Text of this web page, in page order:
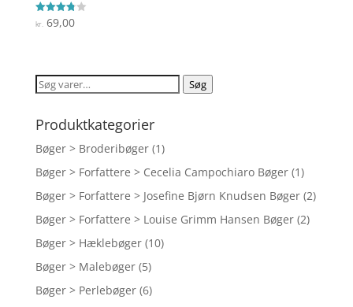
Vurderet
3.8
kr.69,00
Søg
Søg
Produktkategorier
Bøger > Broderibøger (1)
Bøger > Forfattere > Cecelia Campochiaro Bøger (1)
Bøger > Forfattere > Josefine Bjørn Knudsen Bøger (2)
Bøger > Forfattere > Louise Grimm Hansen Bøger (2)
Bøger > Hæklebøger (10)
Bøger > Malebøger (5)
Bøger > Perlebøger (6)